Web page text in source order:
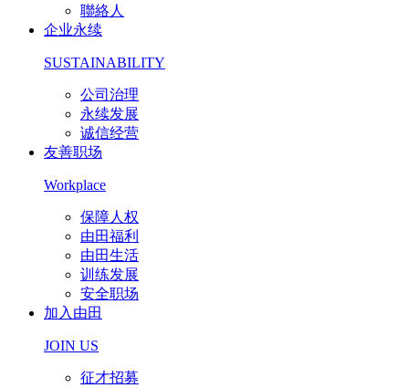
聯絡人
企业永续
SUSTAINABILITY
公司治理
永续发展
诚信经营
友善职场
Workplace
保障人权
由田福利
由田生活
训练发展
安全职场
加入由田
JOIN US
征才招募